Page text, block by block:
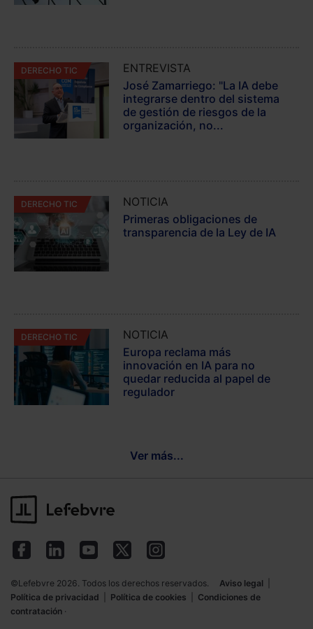
DERECHO TIC
ENTREVISTA
José Zamarriego: "La IA debe
integrarse dentro del sistema
de gestión de riesgos de la
organización, no...
DERECHO TIC
NOTICIA
Primeras obligaciones de
transparencia de la Ley de IA
DERECHO TIC
NOTICIA
Europa reclama más
innovación en IA para no
quedar reducida al papel de
regulador
Ver más...
©Lefebvre 2026. Todos los derechos reservados. Aviso legal
Política de privacidad
Política de cookies
Condiciones de
contratación ·